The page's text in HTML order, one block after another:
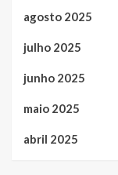
agosto 2025
julho 2025
junho 2025
maio 2025
abril 2025